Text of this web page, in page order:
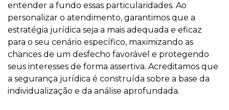
entender a fundo essas particularidades. Ao
personalizar o atendimento, garantimos que a
estratégia jurídica seja a mais adequada e eficaz
para o seu cenário específico, maximizando as
chances de um desfecho favorável e protegendo
seus interesses de forma assertiva. Acreditamos que
a segurança jurídica é construída sobre a base da
individualização e da análise aprofundada.